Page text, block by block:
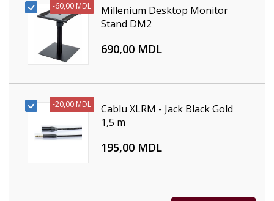
-60,00 MDL
Millenium Desktop Monitor
Stand DM2
690,00 MDL
-20,00 MDL
Cablu XLRM - Jack Black Gold
1,5 m
195,00 MDL